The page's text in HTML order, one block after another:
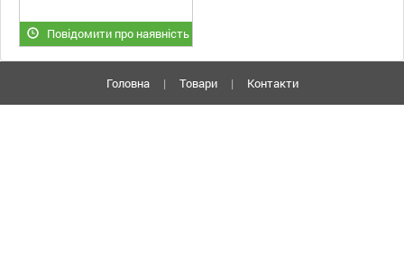
Повідомити про наявність
Головна | Товари | Контакти